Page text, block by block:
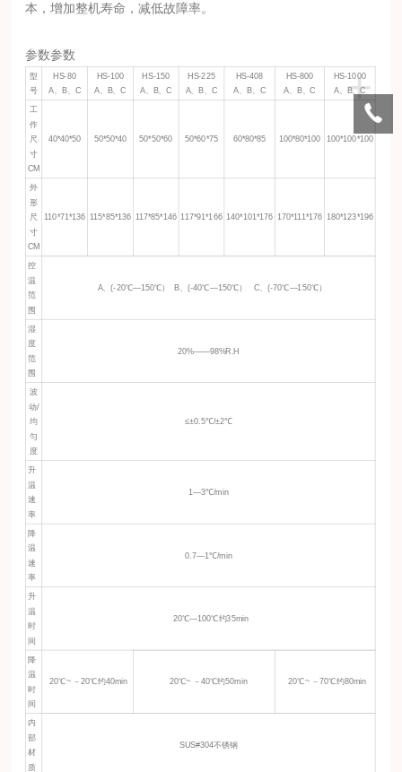
本，增加整机寿命，减低故障率。
参数参数
+
型
号
HS-80
A、B、C
HS-100
A、B、C
HS-150
A、B、C
HS-225
A、B、C
HS-408
A、B、C
HS-800
A、B、C
HS-1000
A、B、C
工
作
尺
寸
CM
40*40*50 50*50*40 50*50*60 50*60*75 60*80*85 100*80*100 100*100*100
外
形
尺
寸
CM
110*71*136 115*85*136 117*85*146 117*91*166 140*101*176 170*111*176 180*123*196
控
温
范
围
A、(-20℃—150℃） B、(-40℃—150℃） C、(-70℃—150℃）
湿
度
范
围
20%——98%R.H
波
动/
均
匀
度
≤±0.5℃/±2℃
升
温
速
率
1—3℃/min
降
温
速
率
0.7—1℃/min
升
温
时
间
20℃—100℃约35min
降
温
时
间
20℃~ －20℃约40min 20℃~ －40℃约50min 20℃~ －70℃约80min
内
部
材
质
SUS#304不锈钢